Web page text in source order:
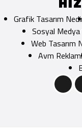
Grafik Tasarım
Sosyal
Web Tasarım
Avm